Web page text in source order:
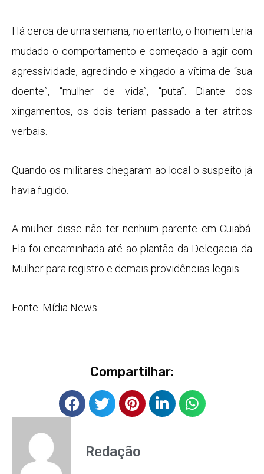
Há cerca de uma semana, no entanto, o homem teria
mudado o comportamento e começado a agir com
agressividade, agredindo e xingado a vítima de “sua
doente”, “mulher de vida”, “puta”. Diante dos
xingamentos, os dois teriam passado a ter atritos
verbais.
Quando os militares chegaram ao local o suspeito já
havia fugido.
A mulher disse não ter nenhum parente em Cuiabá.
Ela foi encaminhada até ao plantão da Delegacia da
Mulher para registro e demais providências legais.
Fonte: Mídia News
Compartilhar:
Redação